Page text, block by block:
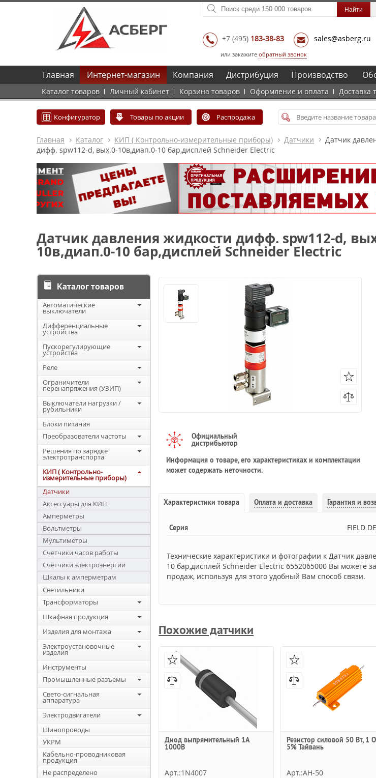
+7 (495) 183-38-83 sales@asberg.ru
или закажите обратный звонок
Главная Интернет-магазин
Каталог товаров Личный кабинет Корзина товаров Оформление и оплата Доставка
Компания Дистрибуция Производство
Конфигуратор Товары по акции Распродажа
Главная Каталог КИП ( Контрольно-измерительные приборы) Датчики
Датчик
дифф. spw112-d, вых.0-10в,диап.0-10 бар,дисплей Schneider Electric
Датчик давления жидкости дифф. spw112-d,
10в,диап.0-10 бар,дисплей Schneider Electric
Каталог товаров
Автоматические
выключатели
Дифференциальные
устройства
Пускорегулирующие
устройства
Реле
Ограничители
перенапряжения (УЗИП)
Выключатели нагрузки /
рубильники
Блоки питания
Преобразователи частоты
Решения по зарядке
электротранспорта
КИП ( Контрольно-
измерительные приборы)
Датчики
Аксессуары для КИП
Амперметры
Вольтметры
Мультиметры
Счетчики часов работы
Счетчики электроэнергии
Шкалы к амперметрам
Светильники
Трансформаторы
Шкафная продукция
Изделия для монтажа
Электроустановочные
изделия
Инструменты
Промышленные разъемы
Свето-сигнальная
аппаратура
Электродвигатели
Шинопроводы
УКРМ
Кабельно-проводниковая
продукция
Не распределено
Официальный
дистрибьютор
Информация о товаре, его характеристиках и комплектации
может содержать неточности.
Характеристики товара Оплата и доставка Гарантия и
Серия FIELD
Технические характеристики и фотографии к Датчик
10 бар,дисплей Schneider Electric 6552065000 Вы можете
продаж, используя для этого удобный Вам способ связи.
Похожие датчики
Диод выпрямительный 1А
1000В
Арт.:1N4007
Резистор силовой 50 Вт, 1
5% Тайвань
Арт.:AH-50